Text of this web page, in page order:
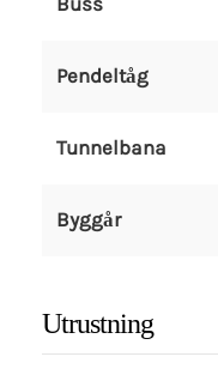
Pendeltåg
Tunnelbana
Byggår
Utrustning